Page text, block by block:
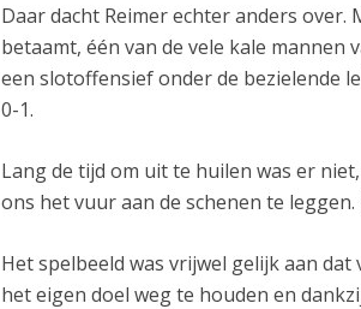
Daar dacht Reimer echter anders
betaamt, één van de vele kale mannen
een slotoffensief onder de bezielende
0-1.
Lang de tijd om uit te huilen was er
ons het vuur aan de schenen te leggen.
Het spelbeeld was vrijwel gelijk aan
het eigen doel weg te houden en